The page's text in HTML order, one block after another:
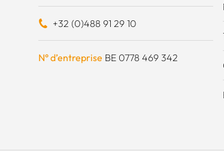
+32 (0)488 91 29 10
N° d’entreprise BE 0778 469 342